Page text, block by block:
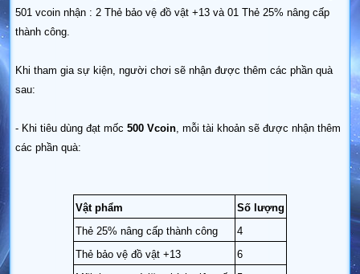
501 vcoin nhận : 2 Thẻ bảo vệ đồ vật +13 và 01 Thẻ 25% nâng cấp
thành công.
Khi tham gia sự kiện, người chơi sẽ nhận được thêm các phần quà
sau:
- Khi tiêu dùng đạt mốc 500 Vcoin, mỗi tài khoản sẽ được nhận thêm
các phần quà:
Vật phẩm
Số lượng
Thẻ 25% nâng cấp thành công
4
Thẻ bảo vệ đồ vật +13
6